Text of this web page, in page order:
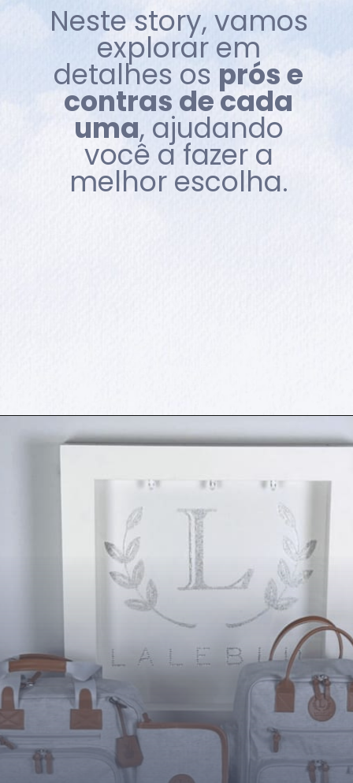
Neste story, vamos
explorar em
detalhes os prós e
contras de cada
uma, ajudando
você a fazer a
melhor escolha.